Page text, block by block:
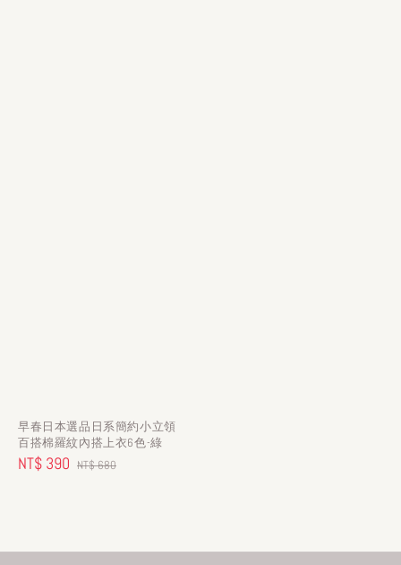
早春日本選品日系簡約小立領
百搭棉羅紋內搭上衣6色-綠
Sale
NT$ 390 Regular
NT$ 680